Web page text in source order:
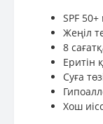
SPF
Жеңіл
8
Еритін
Суға
Хош